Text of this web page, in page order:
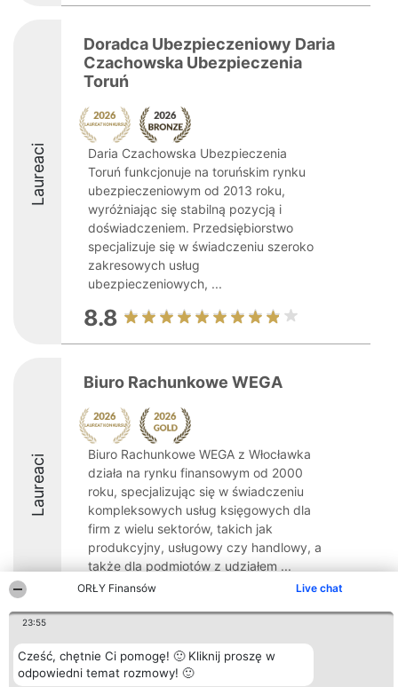
ORŁY Finansów Live chat
23:55
Cześć, chętnie Ci pomogę! 🙂 Kliknij proszę w
odpowiedni temat rozmowy! 🙂
Laureaci
Doradca Ubezpieczeniowy Daria
Czachowska Ubezpieczenia
Toruń
Daria Czachowska Ubezpieczenia
Toruń funkcjonuje na toruńskim rynku
ubezpieczeniowym od 2013 roku,
wyróżniając się stabilną pozycją i
doświadczeniem. Przedsiębiorstwo
specjalizuje się w świadczeniu szeroko
zakresowych usług
ubezpieczeniowych, ...
8.8
Laureaci
Biuro Rachunkowe WEGA
Biuro Rachunkowe WEGA z Włocławka
działa na rynku finansowym od 2000
roku, specjalizując się w świadczeniu
kompleksowych usług księgowych dla
firm z wielu sektorów, takich jak
produkcyjny, usługowy czy handlowy, a
także dla podmiotów z udziałem ...
9.9
Organizator plebiscytu
Bright Side Solutions sp. z o.
Plebiscyt
Laureaci
Kontakt